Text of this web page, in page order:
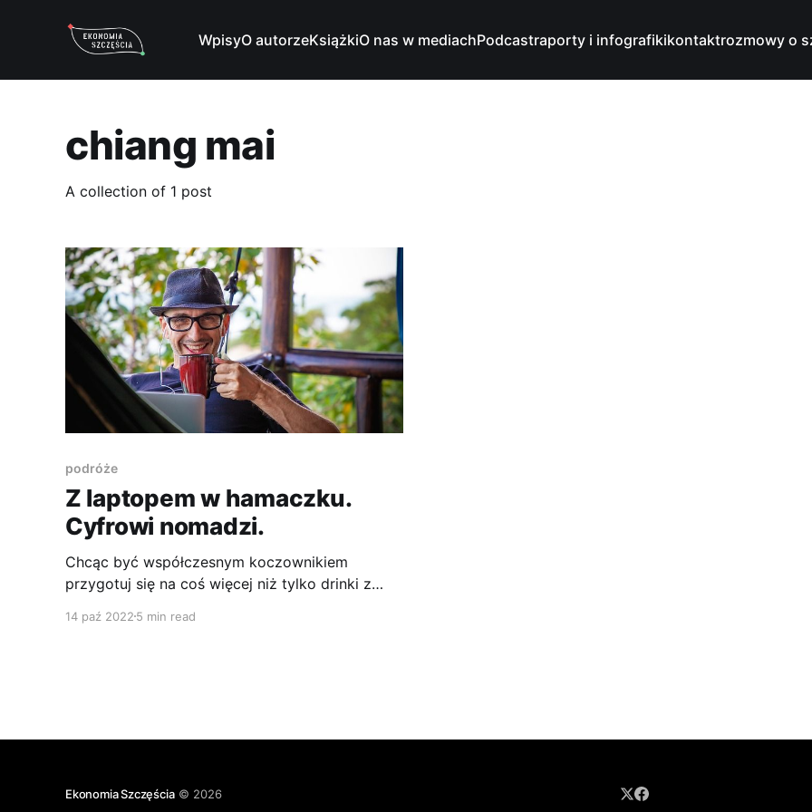
WpisyO autorzeKsiążkiO nas w mediachPodcastraporty i infografikikontaktrozmowy o
chiang mai
A collection of 1 post
podróże
Z laptopem w hamaczku.
Cyfrowi nomadzi.
Chcąc być współczesnym koczownikiem
przygotuj się na coś więcej niż tylko drinki z
wyzwanie.
14 paź 2022 5 min read
Ekonomia Szczęścia© 2026